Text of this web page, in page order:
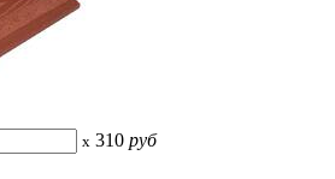
x 310 руб